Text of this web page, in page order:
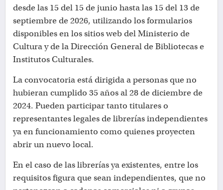
desde las 15 del 15 de junio hasta las 15 del 13 de
septiembre de 2026, utilizando los formularios
disponibles en los sitios web del Ministerio de
Cultura y de la Dirección General de Bibliotecas e
Institutos Culturales.
La convocatoria está dirigida a personas que no
hubieran cumplido 35 años al 28 de diciembre de
2024. Pueden participar tanto titulares o
representantes legales de librerías independientes
ya en funcionamiento como quienes proyecten
abrir un nuevo local.
En el caso de las librerías ya existentes, entre los
requisitos figura que sean independientes, que no